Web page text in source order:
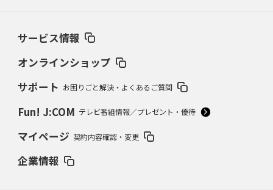
サービス情報
オンラインショップ
サポート お困りごと解決・よくあるご質問
Fun! J:COM テレビ番組情報／プレゼント・優待
マイページ 契約内容確認・変更
企業情報